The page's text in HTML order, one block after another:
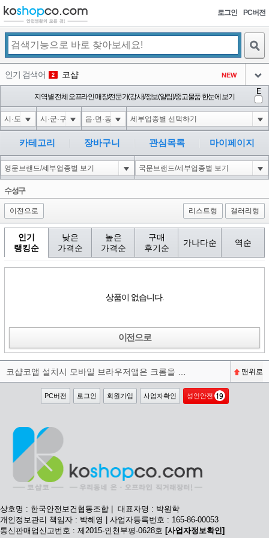
로그인 PC버전
인기 검색어 2 코샵 NEW
3 익스
아이콘
4 1-1); waitfor delay '0:0:15' --
아이콘
5 10'XOR(1*if(now()=sysdate(),sleep(15),0))XOR'Z
아이콘
1
6 1*DBMS_PIPE.RECEIVE_MESSAGE(CHR(99)||CHR(99)||CHR(99),15)
아이콘
1
1
지역별 전체 오프라인 매장/전문가(강사)/정보(알림)/중고물품 한눈에 보기
E
카테고리 장바구니 관심목록 마이페이지
수성구
이전으로 리스트형 갤러리형
인기
랭킹순
낮은
가격순
높은
가격순
구매
후기순
가나다순 역순
상품이 없습니다.
이전으로
맨위로
PC버전 로그인 회원가입 사업자확인 성인안전
상호명 : 한국안전보건협동조합 | 대표자명 : 박원학
개인정보관리 책임자 : 박혜영 | 사업자등록번호 : 165-86-00053
통신판매업신고번호 : 제2015-인천부평-0628호 [사업자정보확인]